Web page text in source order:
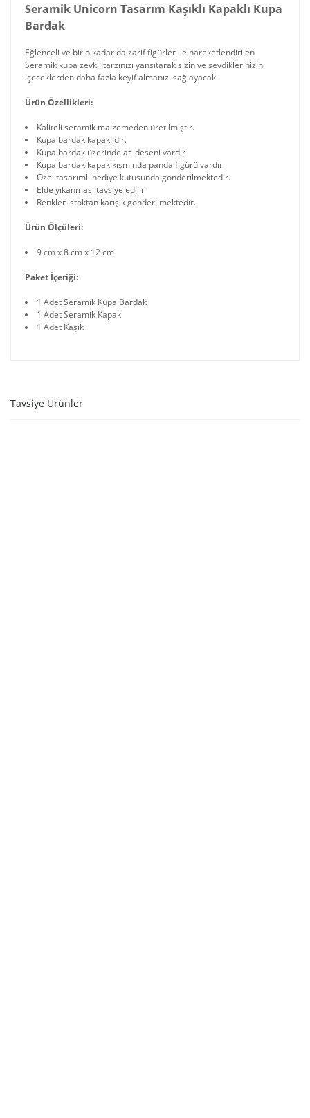
Seramik Unicorn Tasarım Kaşıklı Kapaklı Kupa
Bardak
Eğlenceli ve bir o kadar da zarif figürler ile hareketlendirilen
Seramik kupa zevkli tarzınızı yansıtarak sizin ve sevdiklerinizin
içeceklerden daha fazla keyif almanızı sağlayacak.
Ürün Özellikleri:
Kaliteli seramik malzemeden üretilmiştir.
Kupa bardak kapaklıdır.
Kupa bardak üzerinde at deseni vardır
Kupa bardak kapak kısmında panda figürü vardır
Özel tasarımlı hediye kutusunda gönderilmektedir.
Elde yıkanması tavsiye edilir
Renkler stoktan karışık gönderilmektedir.
Ürün Ölçüleri:
9 cm x 8 cm x 12 cm
Paket İçeriği:
1 Adet Seramik Kupa Bardak
1 Adet Seramik Kapak
1 Adet Kaşık
Tavsiye Ürünler